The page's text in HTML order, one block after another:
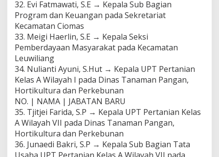
32. Evi Fatmawati, S.E → Kepala Sub Bagian
Program dan Keuangan pada Sekretariat
Kecamatan Ciomas
33. Meigi Haerlin, S.E → Kepala Seksi
Pemberdayaan Masyarakat pada Kecamatan
Leuwiliang
34. Nulianti Ayuni, S.Hut → Kepala UPT Pertanian
Kelas A Wilayah I pada Dinas Tanaman Pangan,
Hortikultura dan Perkebunan
⁠NO. | NAMA | JABATAN BARU
35. Tjitjei Farida, S.P → Kepala UPT Pertanian Kelas
A Wilayah VII pada Dinas Tanaman Pangan,
Hortikultura dan Perkebunan
36. Junaedi Bakri, S.P → Kepala Sub Bagian Tata